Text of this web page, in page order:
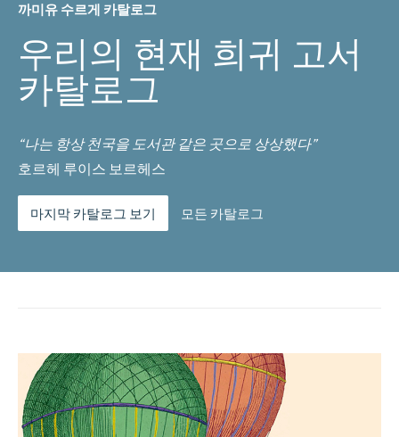
까미유 수르게 카탈로그
우리의 현재 희귀 고서
카탈로그
“나는 항상 천국을 도서관 같은 곳으로 상상했다”
호르헤 루이스 보르헤스
마지막 카탈로그 보기 모든 카탈로그